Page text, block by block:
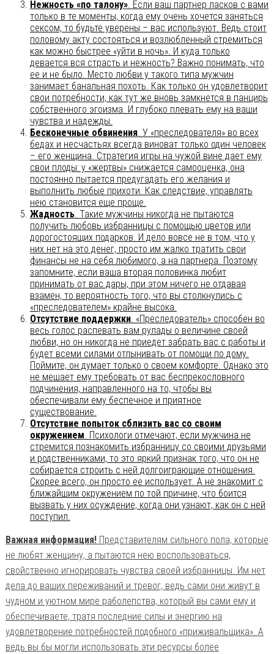
Нежность «по талону». Если ваш партнер ласков с вами
только в те моменты, когда ему очень хочется заняться
сексом, то будьте уверены – вас используют. Ведь стоит
половому акту состояться и возлюбленный стремиться
как можно быстрее «уйти в ночь». И куда только
девается вся страсть и нежность? Важно понимать, что
ее и не было. Место любви у такого типа мужчин
занимает банальная похоть. Как только он удовлетворит
свои потребности, как тут же вновь замкнется в панцирь
собственного эгоизма. И глубоко плевать ему на ваши
чувства и надежды.
Бесконечные обвинения. У «преследователя» во всех
бедах и несчастьях всегда виноват только один человек
– его женщина. Стратегия игры на чужой вине дает ему
свои плоды: у «жертвы» снижается самооценка, она
постоянно пытается предугадать его желания и
выполнить любые прихоти. Как следствие, управлять
нею становится еще проще.
Жадность. Такие мужчины никогда не пытаются
получить любовь избранницы с помощью цветов или
дорогостоящих подарков. И дело вовсе не в том, что у
них нет на это денег, просто им жалко тратить свои
финансы не на себя любимого, а на партнера. Поэтому
запомните, если ваша вторая половинка любит
принимать от вас дары, при этом ничего не отдавая
взамен, то вероятность того, что вы столкнулись с
«преследователем» крайне высока.
Отсутствие поддержки. «Преследователь» способен во
весь голос распевать вам рулады о величине своей
любви, но он никогда не приедет забрать вас с работы и
будет всеми силами отлынивать от помощи по дому.
Поймите, он думает только о своем комфорте. Однако это
не мешает ему требовать от вас беспрекословного
подчинения, направленного на то, чтобы вы
обеспечивали ему беспечное и приятное
существование.
Отсутствие попыток сблизить вас со своим
окружением. Психологи отмечают, если мужчина не
стремится познакомить избранницу со своими друзьями
и родственниками, то это яркий признак того, что он не
собирается строить с ней долгоиграющие отношения.
Скорее всего, он просто ее использует. А не знакомит с
ближайшим окружением по той причине, что боится
вызвать у них осуждение, когда они узнают, как он с ней
поступил.
Важная информация!Представителям сильного пола, которые
не любят женщину, а пытаются нею воспользоваться,
свойственно игнорировать чувства своей избранницы. Им нет
дела до ваших переживаний и тревог, ведь сами они живут в
чудном и уютном мире раболепства, который вы сами ему и
обеспечиваете, тратя последние силы и энергию на
удовлетворение потребностей подобного «приживальщика». А
ведь вы бы могли использовать эти ресурсы более